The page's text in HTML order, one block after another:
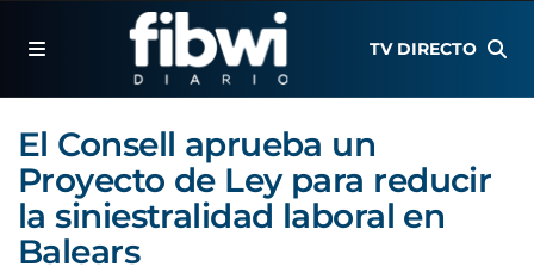
TV DIRECTO
El Consell aprueba un
Proyecto de Ley para reducir
la siniestralidad laboral en
Balears